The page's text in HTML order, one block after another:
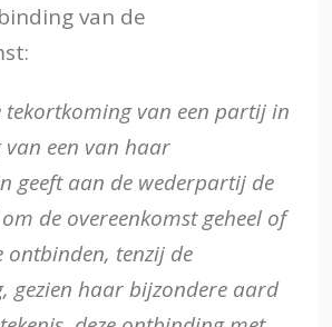
van de
tekortkoming van een partij in
een van haar
geeft aan de wederpartij de
de overeenkomst geheel of
ontbinden, tenzij de
gezien haar bijzondere aard